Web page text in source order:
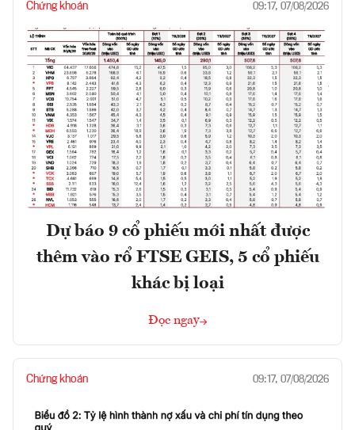
Chứng khoán 09:17, 07/08/2026
Dự báo 9 cổ phiếu mới nhất được
thêm vào rổ FTSE GEIS, 5 cổ phiếu
khác bị loại
Đọc ngay
Chứng khoán 09:17, 07/08/2026